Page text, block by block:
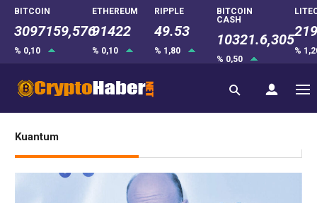
BITCOIN
3097159,576
% 0,10
ETHEREUM
91422
% 0,10
RIPPLE
49.53
% 1,80
BITCOIN
CASH
10321.6,305
% 0,50
%
Kuantum